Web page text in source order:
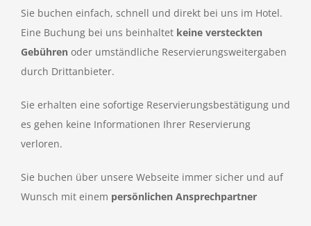
Sie buchen einfach, schnell und direkt bei uns im Hotel.
Eine Buchung bei uns beinhaltet keine versteckten
Gebühren oder umständliche Reservierungsweitergaben
durch Drittanbieter.
Sie erhalten eine sofortige Reservierungsbestätigung und
es gehen keine Informationen Ihrer Reservierung
verloren.
Sie buchen über unsere Webseite immer sicher und auf
Wunsch mit einem persönlichen Ansprechpartner